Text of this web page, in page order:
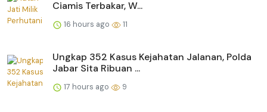
Ciamis Terbakar, W...
16 hours ago 11
Ungkap 352 Kasus Kejahatan Jalanan, Polda
Jabar Sita Ribuan ...
17 hours ago 9